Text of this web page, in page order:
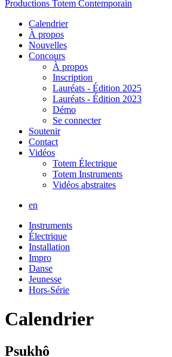
Productions Totem Contemporain
Calendrier
À propos
Nouvelles
Concours
À propos
Inscription
Lauréats - Édition 2025
Lauréats - Édition 2023
Démo
Se connecter
Soutenir
Contact
Vidéos
Totem Électrique
Totem Instruments
Vidéos abstraites
en
Instruments
Électrique
Installation
Impro
Danse
Jeunesse
Hors-Série
Calendrier
Psukhô